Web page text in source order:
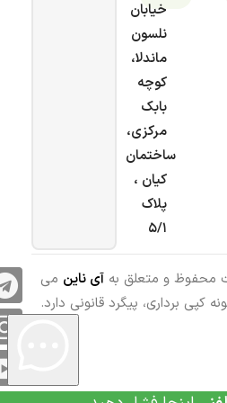
خیابان
نلسون
ماندلا،
کوچه
بابک
مرکزی،
ساختمان
کیان ،
پلاک
۵/۱
محفوظ و متعلق به آی ناین می
کپی برداری، پیگرد قانونی دارد.